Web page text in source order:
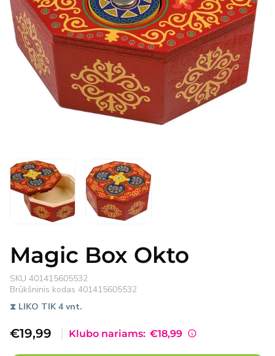
mediją
modaliniame
lange
Magic Box Okto
SKU 401415605532
Brūkšninis kodas 401415605532
⧗ LIKO TIK 4 vnt.
Išpardavimo
€19,99 Klubo nariams: €18,99